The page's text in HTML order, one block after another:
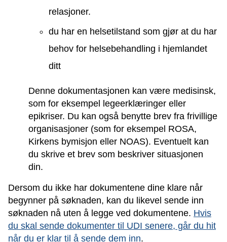
relasjoner.
du har en helsetilstand som gjør at du har
behov for helsebehandling i hjemlandet
ditt
Denne dokumentasjonen kan være medisinsk,
som for eksempel legeerklæringer eller
epikriser. Du kan også benytte brev fra frivillige
organisasjoner (som for eksempel ROSA,
Kirkens bymisjon eller NOAS). Eventuelt kan
du skrive et brev som beskriver situasjonen
din.
Dersom du ikke har dokumentene dine klare når
begynner på søknaden, kan du likevel sende inn
søknaden nå uten å legge ved dokumentene. Hvis
du skal sende dokumenter til UDI senere, går du hit
når du er klar til å sende dem inn.